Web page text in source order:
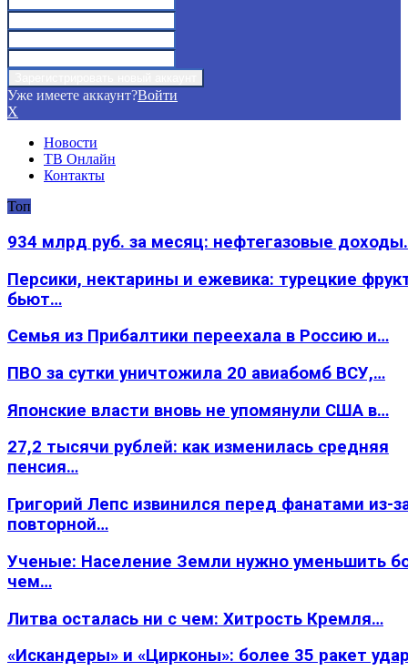
Уже имеете аккаунт?Войти
X
Новости
ТВ Онлайн
Контакты
Топ
934 млрд руб. за месяц: нефтегазовые
Персики, нектарины и ежевика: турецкие
бьют…
Семья из Прибалтики переехала в Россию и…
ПВО за сутки уничтожила 20 авиабомб ВСУ,…
Японские власти вновь не упомянули США в…
27,2 тысячи рублей: как изменилась средняя
пенсия…
Григорий Лепс извинился перед фанатами из-
повторной…
Ученые: Население Земли нужно уменьшить
чем…
Литва осталась ни с чем: Хитрость Кремля…
«Искандеры» и «Цирконы»: более 35 ракет